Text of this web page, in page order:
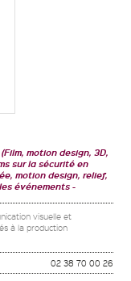
motion design, 3D,
sur la sécurité en
motion design, relief,
événements
visuelle et
à la production
02 38 70 00 26